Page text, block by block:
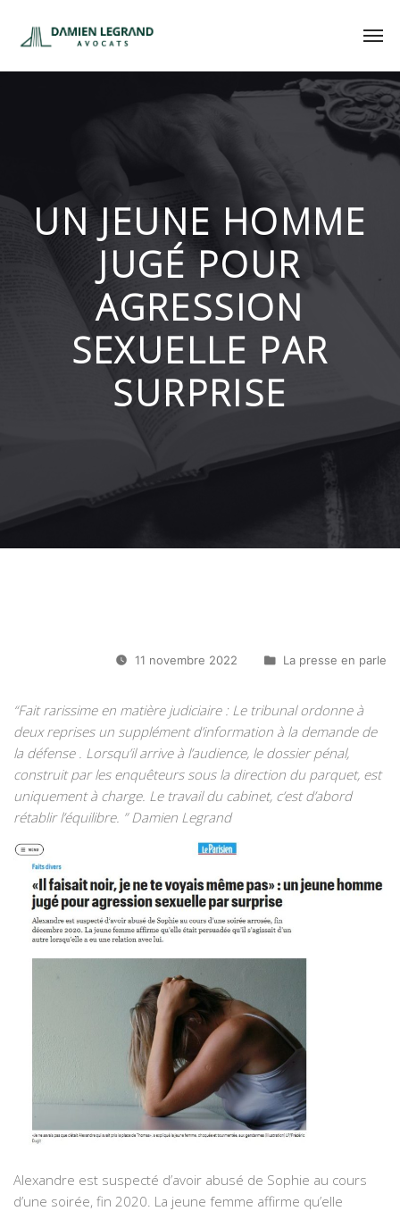
UN JEUNE HOMME
JUGÉ POUR
AGRESSION
SEXUELLE PAR
SURPRISE
11 novembre 2022 La presse en parle
“Fait rarissime en matière judiciaire : Le tribunal ordonne à
deux reprises un supplément d’information à la demande de
la défense . Lorsqu’il arrive à l’audience, le dossier pénal,
construit par les enquêteurs sous la direction du parquet, est
uniquement à charge. Le travail du cabinet, c’est d’abord
rétablir l’équilibre. ” Damien Legrand
Alexandre est suspecté d’avoir abusé de Sophie au cours
d’une soirée, fin 2020. La jeune femme affirme qu’elle